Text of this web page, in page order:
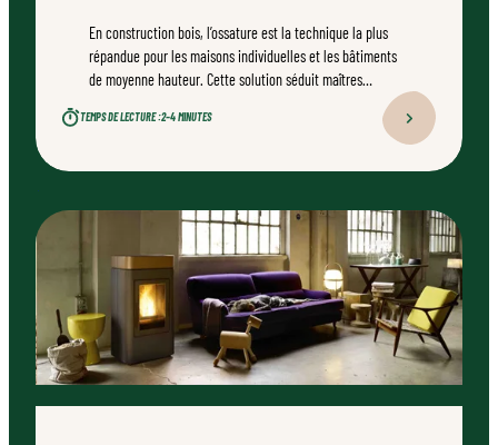
En construction bois, l’ossature est la technique la plus
répandue pour les maisons individuelles et les bâtiments
de moyenne hauteur. Cette solution séduit maîtres
rapidité de mise en œuvre que par son esthétique plurielle.
votre projet.
TEMPS DE LECTURE :2–4 MINUTES